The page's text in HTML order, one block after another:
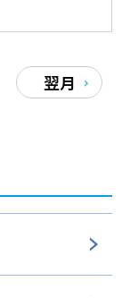
翌月